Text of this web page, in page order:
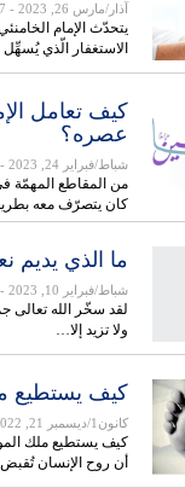
آذار/مارس 26, 2023 - 837
يتحدّث الإمام
الاستغفار الّذي
كيف تعامل
عصره؟
شباط/فبراير 24, 2023 - 984
من المقاطع المهمّة
كان يتصرّف معه
ما الذي يديم
شباط/فبراير 10, 2023 - 1345
لقد سخّر الله تعالى
ولا تزيد إلا…
كيف يستطيع
كانون1/ديسمبر 21, 2022
كيف يستطيع ملك
أن روح الإنسان